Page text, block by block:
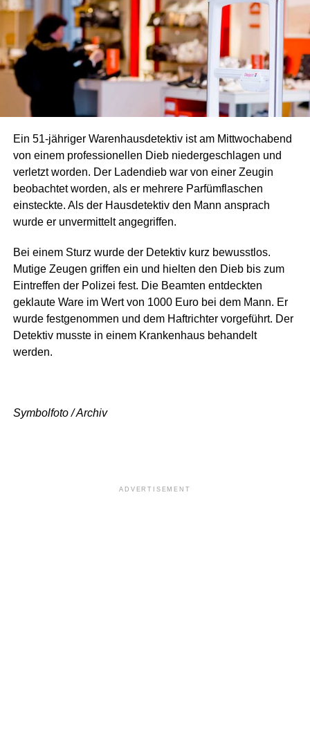
Ein 51-jähriger Warenhausdetektiv ist am Mittwochabend
von einem professionellen Dieb niedergeschlagen und
verletzt worden. Der Ladendieb war von einer Zeugin
beobachtet worden, als er mehrere Parfümflaschen
einsteckte. Als der Hausdetektiv den Mann ansprach
wurde er unvermittelt angegriffen.
Bei einem Sturz wurde der Detektiv kurz bewusstlos.
Mutige Zeugen griffen ein und hielten den Dieb bis zum
Eintreffen der Polizei fest. Die Beamten entdeckten
geklaute Ware im Wert von 1000 Euro bei dem Mann. Er
wurde festgenommen und dem Haftrichter vorgeführt. Der
Detektiv musste in einem Krankenhaus behandelt
werden.
Symbolfoto / Archiv
ADVERTISEMENT